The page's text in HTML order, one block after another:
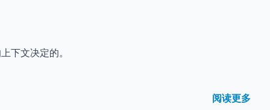
下文决定的。
阅读更多